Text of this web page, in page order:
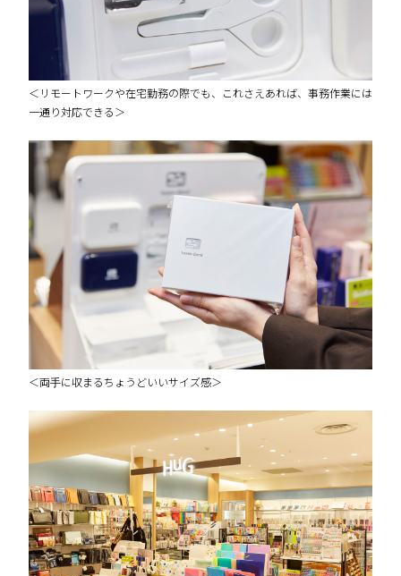
＜リモートワークや在宅勤務の際でも、これさえあれば、事務作業には
一通り対応できる＞
＜両手に収まるちょうどいいサイズ感＞